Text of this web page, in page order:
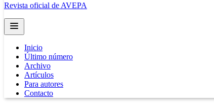
Revista oficial de AVEPA
Open main menu
Inicio
Último número
Archivo
Artículos
Para autores
Contacto